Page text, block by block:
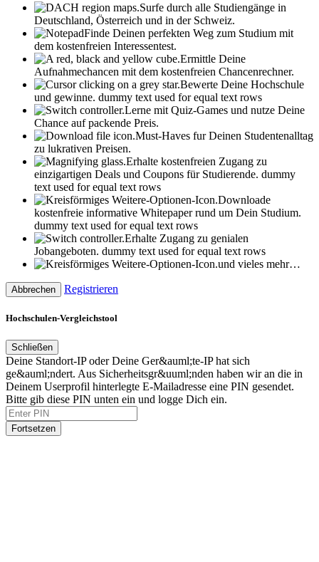
Surfe durch alle Studiengänge in
Deutschland, Österreich und in der Schweiz.
Finde Deinen perfekten Weg zum Studium mit
dem kostenfreien Interessentest.
Ermittle Deine
Aufnahmechancen mit dem kostenfreien Chancenrechner.
Bewerte Deine Hochschule
und gewinne. dummy text used for equal text rows
Lerne mit Quiz-Games und nutze Deine
Chance auf packende Preis.
Must-Haves fur Deinen Studentenalltag
zu lukrativen Preisen.
Erhalte kostenfreien Zugang zu
einzigartigen Deals und Coupons für Studierende. dummy
text used for equal text rows
Downloade
kostenfreie informative Whitepaper rund um Dein Studium.
dummy text used for equal text rows
Erhalte Zugang zu genialen
Jobangeboten. dummy text used for equal text rows
und vieles mehr…
Abbrechen Registrieren
Hochschulen-Vergleichstool
Schließen
Deine Standort-IP oder Deine Ger&auml;te-IP hat sich
ge&auml;ndert. Aus Sicherheitsgr&uuml;nden haben wir an die in
Deinem Userprofil hinterlegte E-Mailadresse eine PIN gesendet.
Bitte gib diese PIN unten ein und logge Dich ein.
Fortsetzen